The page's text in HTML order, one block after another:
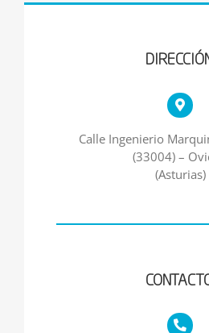
Calle Ingenierio
(33004) –
(Asturias)